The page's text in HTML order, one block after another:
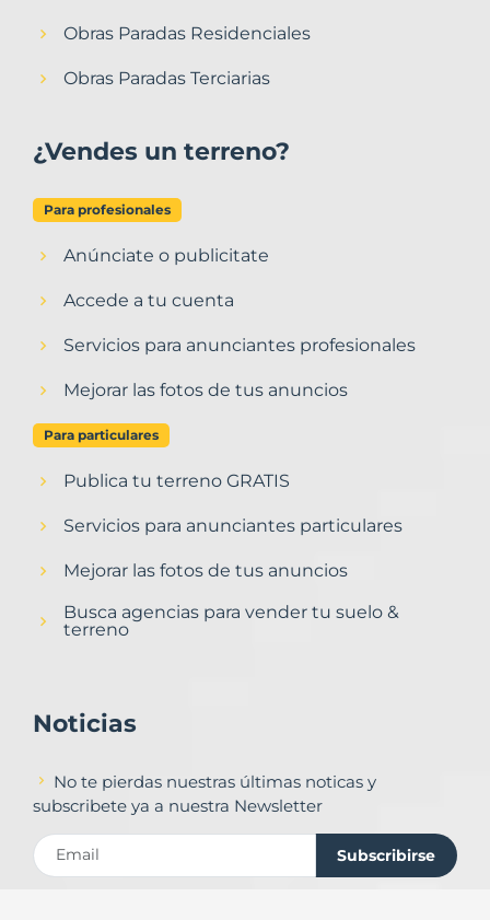
Obras Paradas Residenciales
Obras Paradas Terciarias
¿Vendes un terreno?
Para profesionales
Anúnciate o publicitate
Accede a tu cuenta
Servicios para anunciantes profesionales
Mejorar las fotos de tus anuncios
Para particulares
Publica tu terreno GRATIS
Servicios para anunciantes particulares
Mejorar las fotos de tus anuncios
Busca agencias para vender tu suelo &
terreno
Noticias
No te pierdas nuestras últimas noticas y
subscribete ya a nuestra Newsletter
Subscribirse